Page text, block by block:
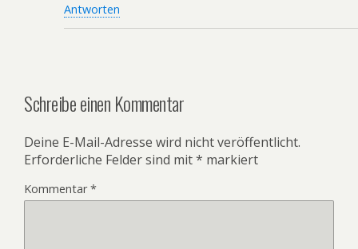
Antworten
Schreibe einen Kommentar
Deine E-Mail-Adresse wird nicht veröffentlicht.
Erforderliche Felder sind mit* markiert
Kommentar*